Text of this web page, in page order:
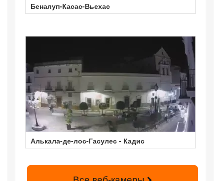
Беналуп-Касас-Вьехас
Алькала-де-лос-Гасулес - Кадис